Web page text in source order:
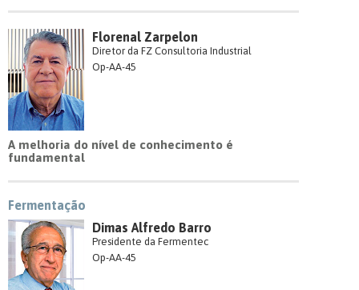
Florenal Zarpelon
Diretor da FZ Consultoria Industrial
Op-AA-45
A melhoria do nível de conhecimento é
fundamental
Fermentação
Dimas Alfredo Barro
Presidente da Fermentec
Op-AA-45